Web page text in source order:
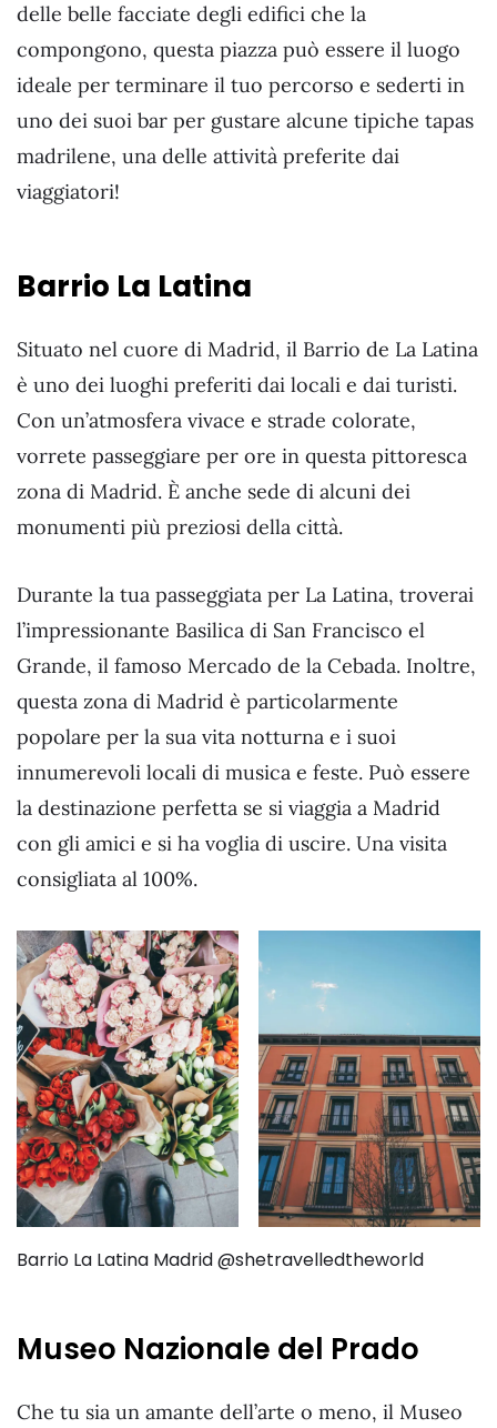
delle belle facciate degli edifici che la
compongono, questa piazza può essere il luogo
ideale per terminare il tuo percorso e sederti in
uno dei suoi bar per gustare alcune tipiche tapas
madrilene, una delle attività preferite dai
viaggiatori!
Barrio La Latina
Situato nel cuore di Madrid, il Barrio de La Latina
è uno dei luoghi preferiti dai locali e dai turisti.
Con un’atmosfera vivace e strade colorate,
vorrete passeggiare per ore in questa pittoresca
zona di Madrid. È anche sede di alcuni dei
monumenti più preziosi della città.
Durante la tua passeggiata per La Latina, troverai
l’impressionante Basilica di San Francisco el
Grande, il famoso Mercado de la Cebada. Inoltre,
questa zona di Madrid è particolarmente
popolare per la sua vita notturna e i suoi
innumerevoli locali di musica e feste. Può essere
la destinazione perfetta se si viaggia a Madrid
con gli amici e si ha voglia di uscire. Una visita
consigliata al 100%.
Barrio La Latina Madrid @shetravelledtheworld
Museo Nazionale del Prado
Che tu sia un amante dell’arte o meno, il Museo